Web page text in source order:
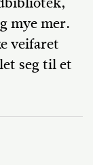
mye mer.
veifaret
seg til et